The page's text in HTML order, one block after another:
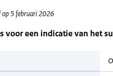
op 5 februari 2026
voor een indicatie van het